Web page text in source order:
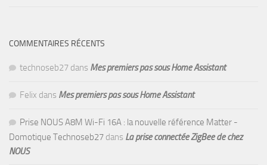
COMMENTAIRES RÉCENTS
technoseb27 dans Mes premiers pas sous Home Assistant
Felix dans Mes premiers pas sous Home Assistant
Prise NOUS A8M Wi-Fi 16A : la nouvelle référence Matter -
Domotique Technoseb27 dans La prise connectée ZigBee de chez
NOUS